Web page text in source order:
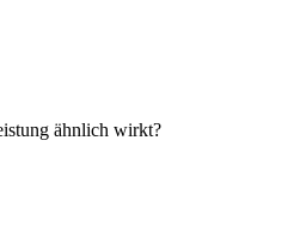
ähnlich wirkt?